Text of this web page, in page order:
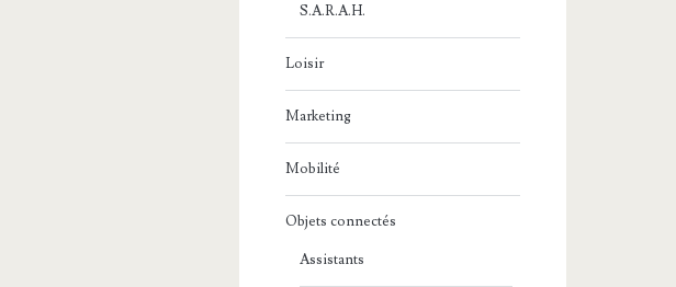
S.A.R.A.H.
Loisir
Marketing
Mobilité
Objets connectés
Assistants